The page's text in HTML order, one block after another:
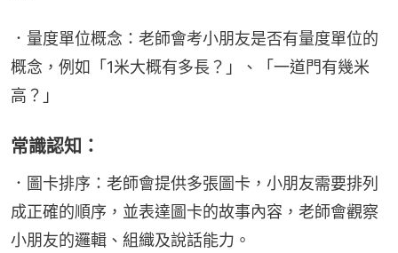
．量度單位概念：老師會考小朋友是否有量度單位的
概念，例如「1米大概有多長？」、「一道門有幾米
高？」
常識認知：
．圖卡排序：老師會提供多張圖卡，小朋友需要排列
成正確的順序，並表達圖卡的故事內容，老師會觀察
小朋友的邏輯、組織及說話能力。